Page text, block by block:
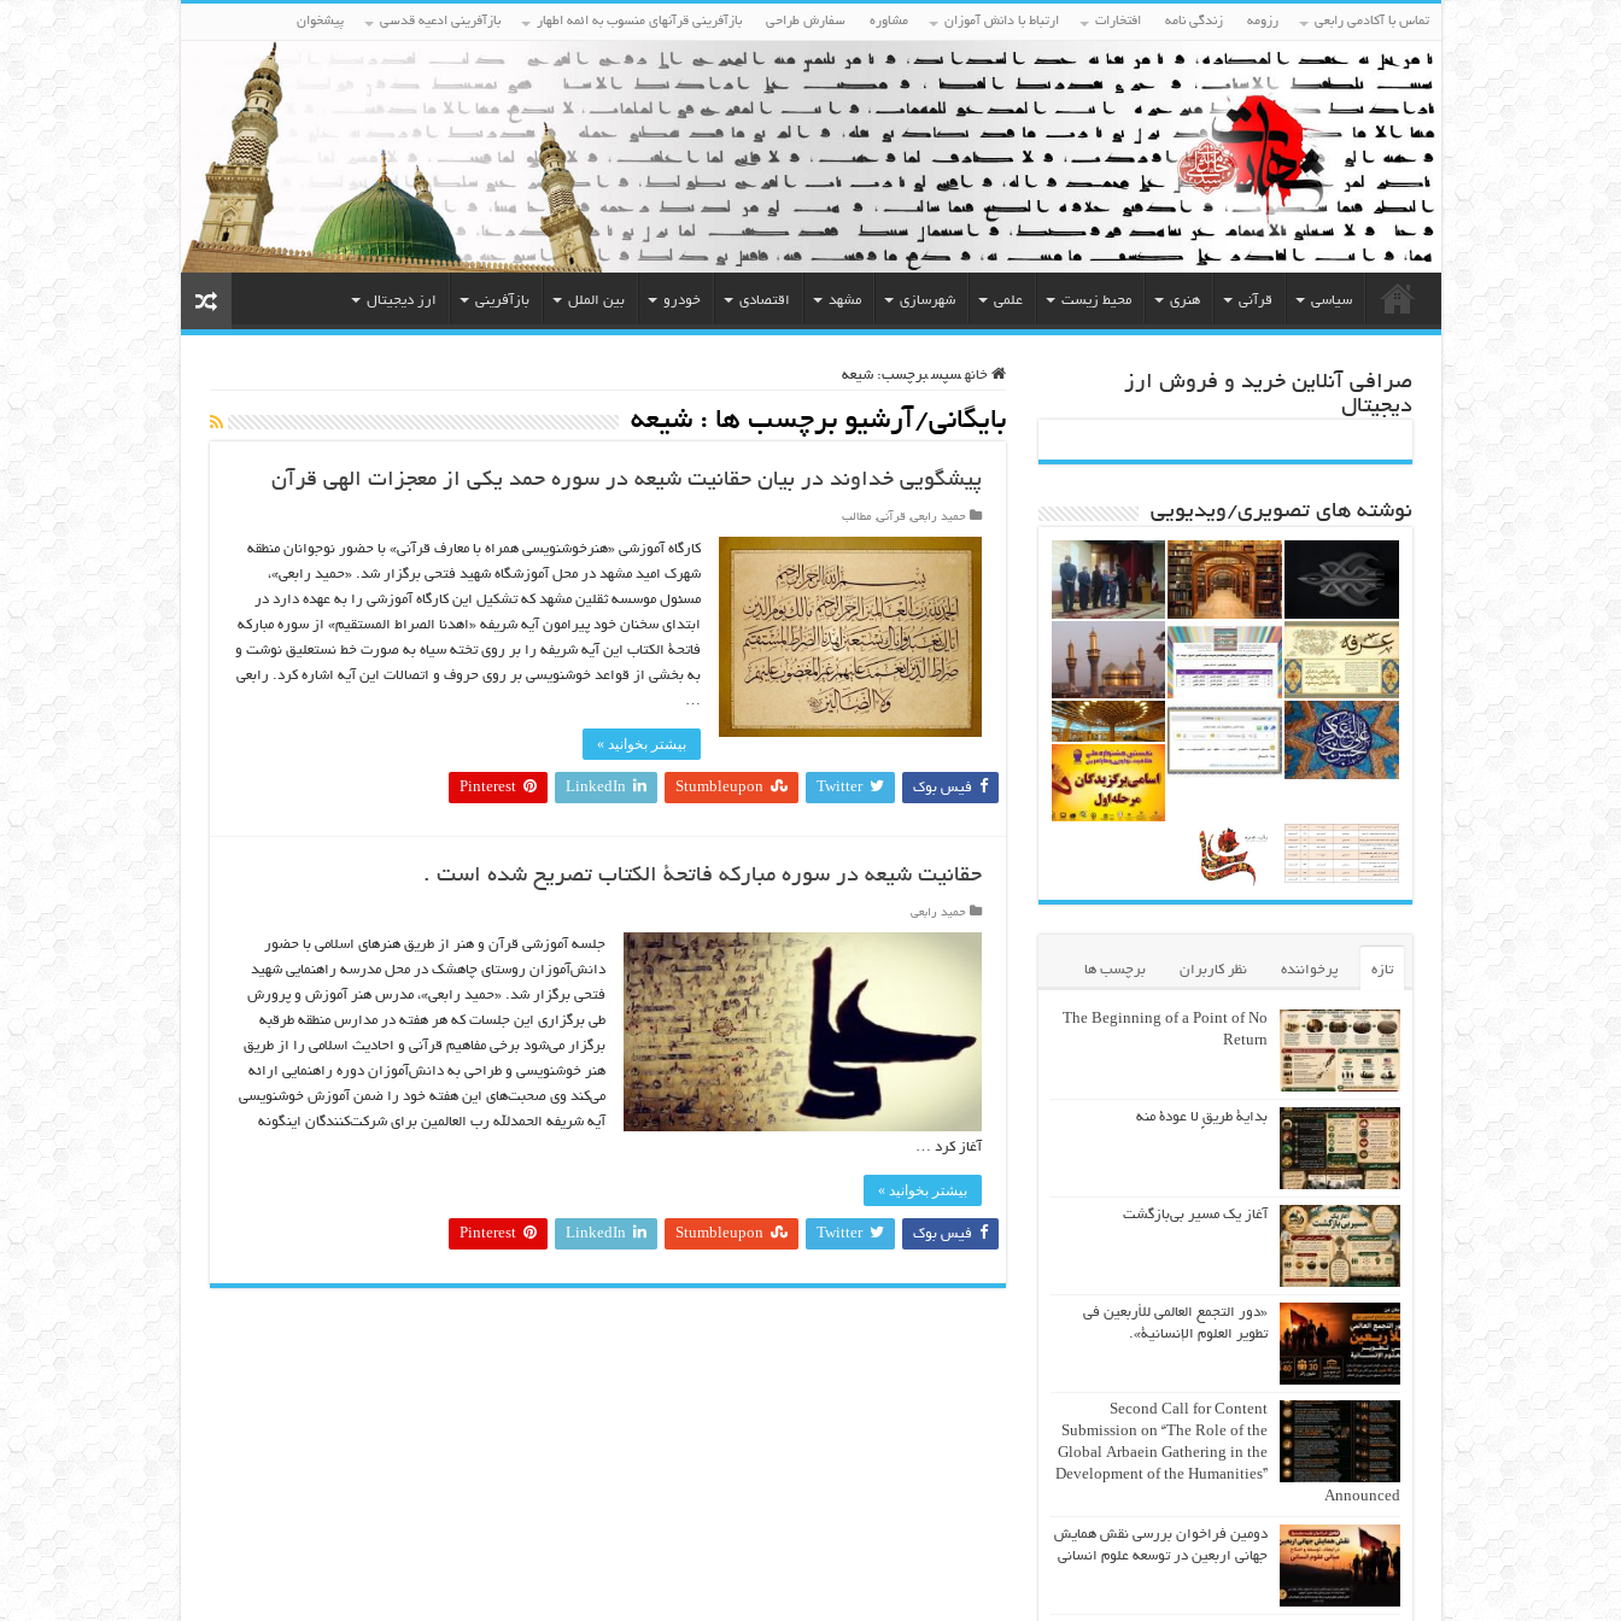
تماس با آکادمی رابعی رزومه زندگی نامه افتخارات ارتباط با دانش آموزان مشاوره سفارش طراحی بازآفرینی قرآنهای منسوب به ائمه اطهار بازآفرینی ادعیه قدسی پیشخوان
سیاسی قرآنی هنری محیط زیست علمی شهرسازی مشهد اقتصادی خودرو بین الملل بازآفرینی ارز دیجیتال
خانه سپس برچسب:شیعه
بایگانی/آرشیو برچسب ها :شیعه
پیشگویی خداوند در بیان حقانیت شیعه در سوره حمد یکی از معجزات الهی قرآن
حمید رابعی,قرآنی, مطالب
کارگاه آموزشی «هنرخوشنویسی همراه با معارف قرآنی» با حضور نوجوانان منطقه
شهرک امید مشهد در محل آموزشگاه شهید فتحی برگزار شد. «حمید رابعی»،
مسئول موسسه ثقلین مشهد که تشکیل این کارگاه آموزشی را به عهده دارد در
ابتدای سخنان خود پیرامون آیه شریفه «اهدنا الصراط المستقیم» از سوره مبارکه
فاتحة الکتاب این آیه شریفه را بر روی تخته سیاه به صورت خط نستعلیق نوشت و
به بخشی از قواعد خوشنویسی بر روی حروف و اتصالات این آیه اشاره کرد. رابعی
…
بیشتر بخوانید »
فیس بوک Twitter
Stumbleupon
LinkedIn
Pinterest
حقانیت شیعه در سوره مبارکه فاتحة الکتاب تصریح شده است .
حمید رابعی
جلسه آموزشی قرآن و هنر از طريق هنرهای اسلامی با حضور
دانش‌آموزان روستای چاهشک در محل مدرسه راهنمايی شهيد
فتحی برگزار شد. «حميد رابعی»، مدرس هنر آموزش و پرورش
طی برگزاری اين جلسات که هر هفته در مدارس منطقه طرقبه
برگزار می‌شود برخی مفاهيم قرآنی و احاديث اسلامی را از طريق
هنر خوشنويسی و طراحی به دانش‌آموزان دوره راهنمايی ارائه
می‌کند وی صحبت‌های اين هفته خود را ضمن آموزش خوشنويسی
آيه شريفه الحمدلله رب العالمين برای شرکت‌کنندگان اينگونه
آغاز کرد …
بیشتر بخوانید »
فیس بوک Twitter
Stumbleupon
LinkedIn
Pinterest
صرافی آنلاین خرید و فروش ارز
دیجیتال
نوشته های تصویری/ویدیویی
تازه پرخواننده نظر کاربران برچسب ها
The Beginning of a Point of No
Return
بداية طريقٍ لا عودة منه
آغاز یک مسیر بی‌بازگشت
«دور التجمع العالمي للأربعين في
تطوير العلوم الإنسانية».
Second Call for Content
Submission on “The Role of the
Global Arbaein Gathering in the
Development of the Humanities”
Announced
دومین فراخوان بررسی نقش همایش
جهانی اربعین در توسعه علوم انسانی